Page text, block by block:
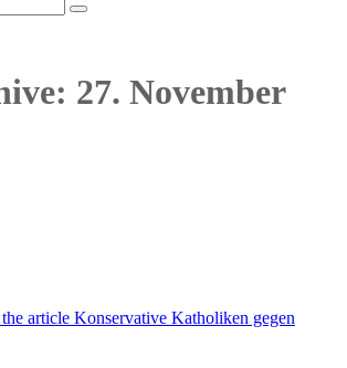
27. November